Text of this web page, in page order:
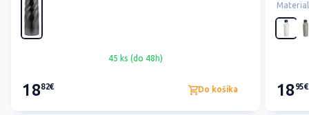
45 ks (do 48h)
1882€ Do košíka 1895€